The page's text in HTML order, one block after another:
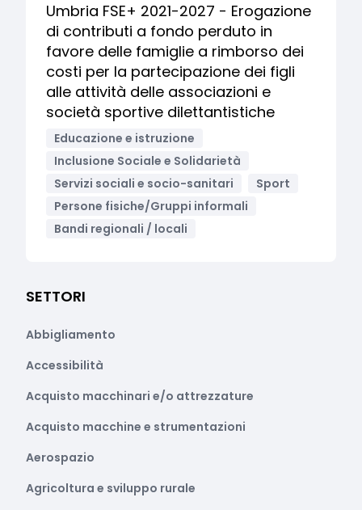
Umbria FSE+ 2021-2027 - Erogazione
di contributi a fondo perduto in
favore delle famiglie a rimborso dei
costi per la partecipazione dei figli
alle attività delle associazioni e
società sportive dilettantistiche
Educazione e istruzione
Inclusione Sociale e Solidarietà
Servizi sociali e socio-sanitari
Sport
Persone fisiche/Gruppi informali
Bandi regionali / locali
SETTORI
Abbigliamento
Accessibilità
Acquisto macchinari e/o attrezzature
Acquisto macchine e strumentazioni
Aerospazio
Agricoltura e sviluppo rurale